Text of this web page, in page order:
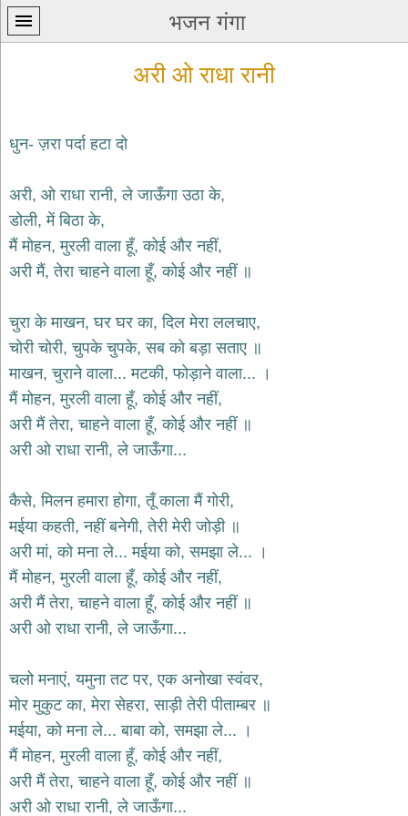
भजन गंगा
पन्ना
home
कृष्ण
भजन
krishna
शिव
भजन
bhajans
हनुमान
भजन
hanuman
bhajans
भजन
sai
bhajans
जैन
भजन
jain
bhajans
durga
bhajans
गणेश
भजन
ganesh
bhajans
राम
अरी ओ राधा रानी
धुन- ज़रा पर्दा हटा दो
अरी, ओ राधा रानी, ले जाऊँगा उठा के,
डोली, में बिठा के,
मैं मोहन, मुरली वाला हूँ, कोई और नहीं,
अरी मैं, तेरा चाहने वाला हूँ, कोई और नहीं ॥
चुरा के माखन, घर घर का, दिल मेरा ललचाए,
चोरी चोरी, चुपके चुपके, सब को बड़ा सताए ॥
माखन, चुराने वाला... मटकी, फोड़ाने वाला... ।
मैं मोहन, मुरली वाला हूँ, कोई और नहीं,
अरी मैं तेरा, चाहने वाला हूँ, कोई और नहीं ॥
अरी ओ राधा रानी, ले जाऊँगा...
कैसे, मिलन हमारा होगा, तूँ काला मैं गोरी,
मईया कहती, नहीं बनेगी, तेरी मेरी जोड़ी ॥
अरी मां, को मना ले... मईया को, समझा ले... ।
मैं मोहन, मुरली वाला हूँ, कोई और नहीं,
अरी मैं तेरा, चाहने वाला हूँ, कोई और नहीं ॥
अरी ओ राधा रानी, ले जाऊँगा...
चलो मनाएं, यमुना तट पर, एक अनोखा स्वंवर,
मोर मुकुट का, मेरा सेहरा, साड़ी तेरी पीताम्बर ॥
मईया, को मना ले... बाबा को, समझा ले... ।
मैं मोहन, मुरली वाला हूँ, कोई और नहीं,
अरी मैं तेरा, चाहने वाला हूँ, कोई और नहीं ॥
अरी ओ राधा रानी, ले जाऊँगा...